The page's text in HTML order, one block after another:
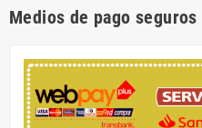
Medios de pago